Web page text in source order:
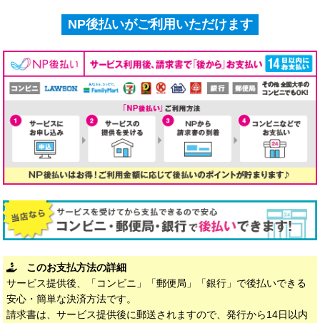
NP後払いがご利用いただけます
このお支払方法の詳細
サービス提供後、「コンビニ」「郵便局」「銀行」で後払いできる
安心・簡単な決済方法です。
請求書は、サービス提供後に郵送されますので、発行から14日以内